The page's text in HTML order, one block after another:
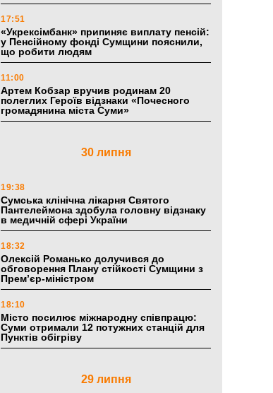
17:51
«Укрексімбанк» припиняє виплату пенсій:
у Пенсійному фонді Сумщини пояснили,
що робити людям
11:00
Артем Кобзар вручив родинам 20
полеглих Героїв відзнаки «Почесного
громадянина міста Суми»
30 липня
19:38
Сумська клінічна лікарня Святого
Пантелеймона здобула головну відзнаку
в медичній сфері України
18:32
Олексій Романько долучився до
обговорення Плану стійкості Сумщини з
Прем’єр-міністром
18:10
Місто посилює міжнародну співпрацю:
Суми отримали 12 потужних станцій для
Пунктів обігріву
29 липня